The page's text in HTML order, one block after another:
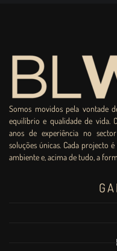
Somos movidos pela vontade
equilíbrio e qualidade de vida.
anos de experiência no
soluções únicas. Cada projecto
ambiente e, acima de tudo, a